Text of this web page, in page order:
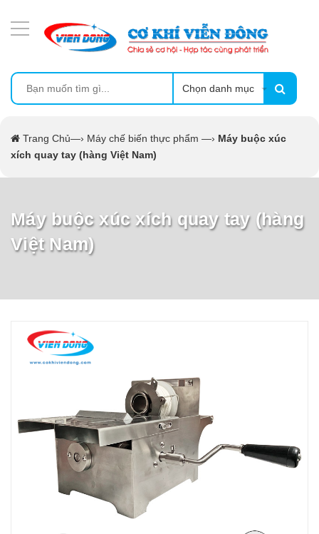
Chọn danh mục
Trang Chủ—› Máy chế biến thực phẩm —› Máy buộc xúc
xích quay tay (hàng Việt Nam)
Máy buộc xúc xích quay tay (hàng
Việt Nam)
MÁY ÉP MÍA TẠO BỌT
MÁY RỬA BÁT SIÊU ÂM
CẨM NANG
MÁY CHẾ BIẾN THỰC PHẨM
MÁY CHẾ BIẾN NÔNG SẢN
THIẾT BỊ LÀM ĐỒ ĂN NHANH
THIẾT BỊ LÀM BÁNH
MÁY ĐÓNG GÓI THỰC PHẨM